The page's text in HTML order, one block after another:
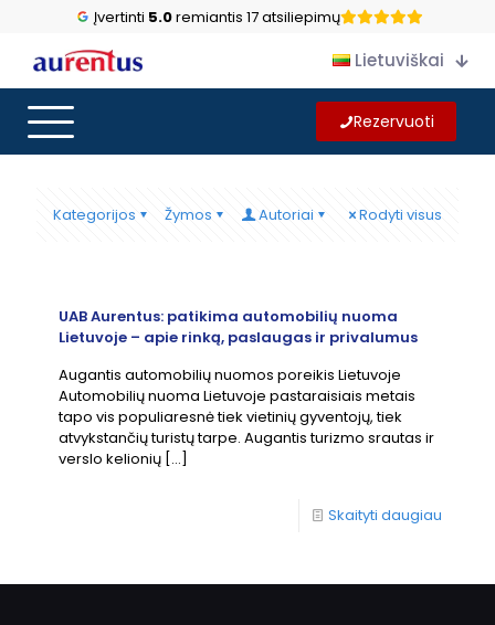
Įvertinti 5.0remiantis 17 atsiliepimų
Lietuviškai
Rezervuoti
Kategorijos Žymos Autoriai Rodyti visus
UAB Aurentus: patikima automobilių nuoma
Lietuvoje – apie rinką, paslaugas ir privalumus
Augantis automobilių nuomos poreikis Lietuvoje
Automobilių nuoma Lietuvoje pastaraisiais metais
tapo vis populiaresnė tiek vietinių gyventojų, tiek
atvykstančių turistų tarpe. Augantis turizmo srautas ir
verslo kelionių […]
Skaityti daugiau